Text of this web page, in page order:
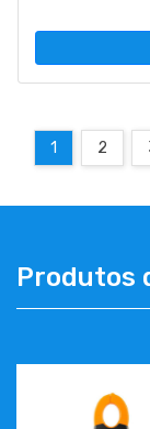
1 2
Produtos